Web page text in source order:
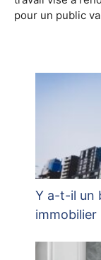
pour un public
Y a-t-il un
immobilier